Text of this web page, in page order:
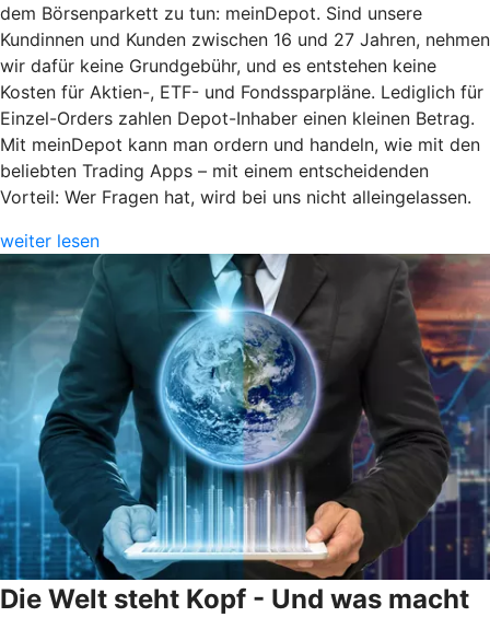
dem Börsenparkett zu tun: meinDepot. Sind unsere
Kundinnen und Kunden zwischen 16 und 27 Jahren, nehmen
wir dafür keine Grundgebühr, und es entstehen keine
Kosten für Aktien-, ETF- und Fondssparpläne. Lediglich für
Einzel-Orders zahlen Depot-Inhaber einen kleinen Betrag.
Mit meinDepot kann man ordern und handeln, wie mit den
beliebten Trading Apps – mit einem entscheidenden
Vorteil: Wer Fragen hat, wird bei uns nicht alleingelassen.
weiter lesen
Die Welt steht Kopf - Und was macht